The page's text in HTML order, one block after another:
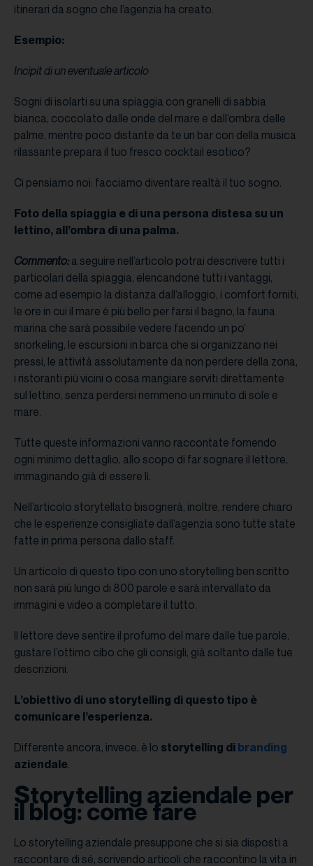
itinerari da sogno che l’agenzia ha creato.
Esempio:
Incipit di un eventuale articolo
Sogni di isolarti su una spiaggia con granelli di sabbia
bianca, coccolato dalle onde del mare e dall’ombra delle
palme, mentre poco distante da te un bar con della musica
rilassante prepara il tuo fresco cocktail esotico?
Ci pensiamo noi: facciamo diventare realtà il tuo sogno.
Foto della spiaggia e di una persona distesa su un
lettino, all’ombra di una palma.
Commento: a seguire nell’articolo potrai descrivere tutti i
particolari della spiaggia, elencandone tutti i vantaggi,
come ad esempio la distanza dall’alloggio, i comfort forniti,
le ore in cui il mare è più bello per farsi il bagno, la fauna
marina che sarà possibile vedere facendo un po’
snorkeling, le escursioni in barca che si organizzano nei
pressi, le attività assolutamente da non perdere della zona,
i ristoranti più vicini o cosa mangiare serviti direttamente
sul lettino, senza perdersi nemmeno un minuto di sole e
mare.
Tutte queste informazioni vanno raccontate fornendo
ogni minimo dettaglio, allo scopo di far sognare il lettore,
immaginando già di essere lì.
Nell’articolo storytellato bisognerà, inoltre, rendere chiaro
che le esperienze consigliate dall’agenzia sono tutte state
fatte in prima persona dallo staff.
Un articolo di questo tipo con uno storytelling ben scritto
non sarà più lungo di 800 parole e sarà intervallato da
immagini e video a completare il tutto.
Il lettore deve sentire il profumo del mare dalle tue parole,
gustare l’ottimo cibo che gli consigli, già soltanto dalle tue
descrizioni.
L’obiettivo di uno storytelling di questo tipo è
comunicare l’esperienza.
Differente ancora, invece, è lo storytelling di branding
aziendale.
Storytelling aziendale per
il blog: come fare
Lo storytelling aziendale presuppone che si sia disposti a
raccontare di sé, scrivendo articoli che raccontino la vita in